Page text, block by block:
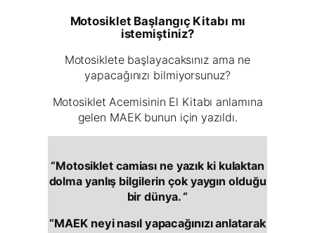
Motosiklet Başlangıç Kitabı mı
istemiştiniz?
Motosiklete başlayacaksınız ama ne
yapacağınızı bilmiyorsunuz?
Motosiklet Acemisinin El Kitabı anlamına
gelen MAEK bunun için yazıldı.
“Motosiklet camiası ne yazık ki kulaktan
dolma yanlış bilgilerin çok yaygın olduğu
bir dünya. “
“MAEK neyi nasıl yapacağınızı anlatarak